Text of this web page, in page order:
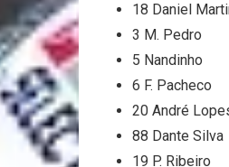
18 Daniel
3 M. Pedro
5 Nandinho
6 F. Pacheco
20 André
88 Dante Silva
19 P. Ribeiro